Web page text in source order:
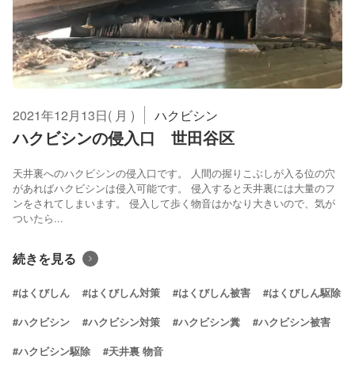
2021年12月13日( 月 ) ハクビシン
ハクビシンの侵入口 世田谷区
天井裏へのハクビシンの侵入口です。 人間の握りこぶしが入る位の穴
があればハクビシンは侵入可能です。 侵入すると天井裏には大量のフ
ンをされてしまいます。 侵入して歩く物音はかなり大きいので、気が
ついたら...
続きを見る
#はくびしん #はくびしん対策 #はくびしん被害 #はくびしん駆除
#ハクビシン #ハクビシン対策 #ハクビシン糞 #ハクビシン被害
#ハクビシン駆除 #天井裏 物音